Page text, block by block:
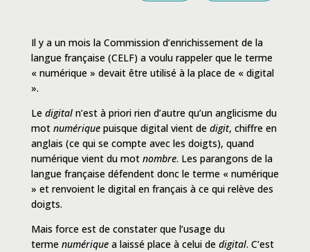
Il y a un mois la Commission d’enrichissement de la
langue française (CELF) a voulu rappeler que le terme
« numérique » devait être utilisé à la place de « digital
».
Le digital n’est à priori rien d’autre qu’un anglicisme du
mot numérique puisque digital vient de digit, chiffre en
anglais (ce qui se compte avec les doigts), quand
numérique vient du mot nombre. Les parangons de la
langue française défendent donc le terme « numérique
» et renvoient le digital en français à ce qui relève des
doigts.
Mais force est de constater que l’usage du
terme numérique a laissé place à celui de digital. C’est